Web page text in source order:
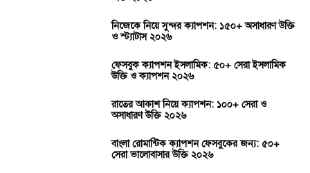
নিজেকে নিয়ে সুন্দর ক্যাপশন: ১৫০+ অসাধারণ উক্তি
ও স্ট্যাটাস ২০২৬
ফেসবুক ক্যাপশন ইসলামিক: ৫০+ সেরা ইসলামিক
উক্তি ও ক্যাপশন ২০২৬
রাতের আকাশ নিয়ে ক্যাপশন: ১০০+ সেরা ও
অসাধারণ উক্তি ২০২৬
বাংলা রোমান্টিক ক্যাপশন ফেসবুকের জন্য: ৫০+
সেরা ভালোবাসার উক্তি ২০২৬